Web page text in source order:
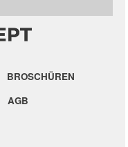
BROSCHÜREN
AGB